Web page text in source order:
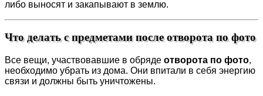
либо выносят и закапывают в землю.
Что делать с предметами после отворота по фото
Все вещи, участвовавшие в обряде отворота по фото,
необходимо убрать из дома. Они впитали в себя энергию
связи и должны быть уничтожены.